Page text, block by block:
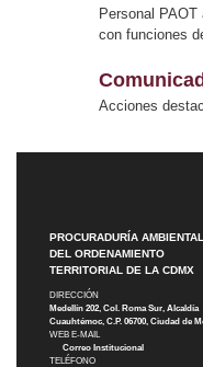
Personal PAOT
con funciones
Acciones
PROCURADURÍA
DEL ORDENAMIENTO
TERRITORIAL DE LA CDMX
DIRECCIÓN
Medellín 202, Col. Roma Sur, Alcaldía
Cuauhtémoc, C.P. 06700, Ciudad de
WEB E-MAIL
Correo Institucional
TELÉFONO